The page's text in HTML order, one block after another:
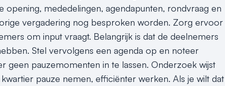
mededelingen, agendapunten, rondvraag en
vergadering nog besproken worden. Zorg ervoor
om input vraagt. Belangrijk is dat de deelnemers
Stel vervolgens een agenda op en noteer
geen pauzemomenten in te lassen. Onderzoek wijst
pauze nemen, efficiënter werken. Als je wilt dat